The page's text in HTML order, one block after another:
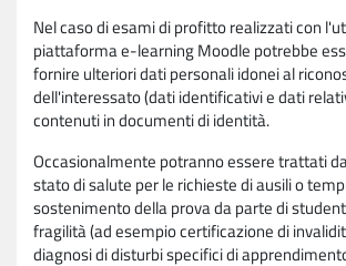
Nel caso di esami di profitto realizzati con
piattaforma e-learning Moodle potrebbe
fornire ulteriori dati personali idonei al
dell'interessato (dati identificativi e dati
contenuti in documenti di identità.
Occasionalmente potranno essere trattati
stato di salute per le richieste di ausili o
sostenimento della prova da parte di
fragilità (ad esempio certificazione di
diagnosi di disturbi specifici di